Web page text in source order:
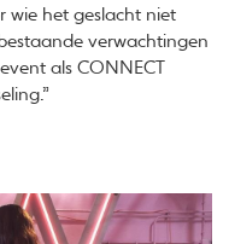
wie het geslacht niet
verwachtingen
als CONNECT